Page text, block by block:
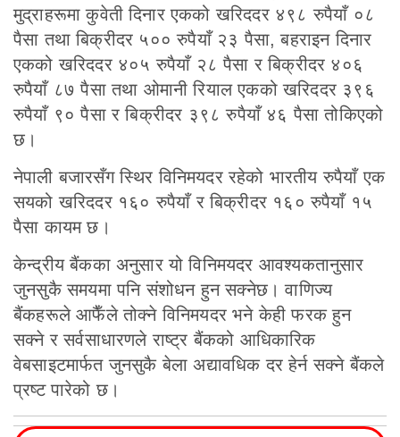
मुद्राहरूमा कुवेती दिनार एकको खरिददर ४९८ रुपैयाँ ०८
पैसा तथा बिक्रीदर ५०० रुपैयाँ २३ पैसा, बहराइन दिनार
एकको खरिददर ४०५ रुपैयाँ २८ पैसा र बिक्रीदर ४०६
रुपैयाँ ८७ पैसा तथा ओमानी रियाल एकको खरिददर ३९६
रुपैयाँ ९० पैसा र बिक्रीदर ३९८ रुपैयाँ ४६ पैसा तोकिएको
छ।
नेपाली बजारसँग स्थिर विनिमयदर रहेको भारतीय रुपैयाँ एक
सयको खरिददर १६० रुपैयाँ र बिक्रीदर १६० रुपैयाँ १५
पैसा कायम छ।
केन्द्रीय बैंकका अनुसार यो विनिमयदर आवश्यकतानुसार
जुनसुकै समयमा पनि संशोधन हुन सक्नेछ। वाणिज्य
बैंकहरूले आफैँले तोक्ने विनिमयदर भने केही फरक हुन
सक्ने र सर्वसाधारणले राष्ट्र बैंकको आधिकारिक
वेबसाइटमार्फत जुनसुकै बेला अद्यावधिक दर हेर्न सक्ने बैंकले
प्रष्ट पारेको छ।